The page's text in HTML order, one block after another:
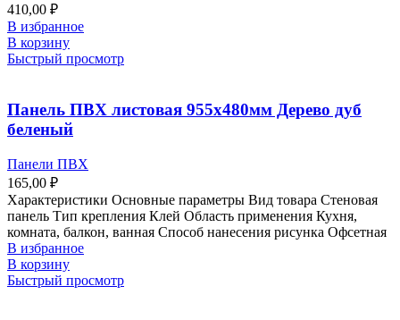
410,00 ₽
В избранное
В корзину
Быстрый просмотр
Панель ПВХ листовая 955х480мм Дерево дуб
беленый
Панели ПВХ
165,00 ₽
Характеристики Основные параметры Вид товара Стеновая
панель Тип крепления Клей Область применения Кухня,
комната, балкон, ванная Способ нанесения рисунка Офсетная
В избранное
В корзину
Быстрый просмотр